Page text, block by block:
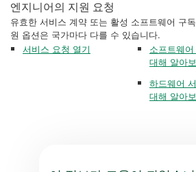
엔지니어의 지원 요청
유효한 서비스 계약 또는 활성 소프트웨어 구
원 옵션은 국가마다 다를 수 있습니다.
서비스 요청 열기
소프트웨
대해 알아
하드웨어
대해 알아